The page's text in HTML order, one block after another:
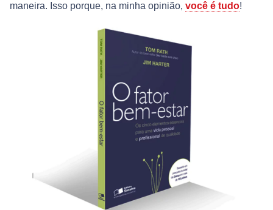
maneira. Isso porque, na minha opinião, você é tudo!